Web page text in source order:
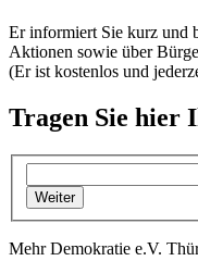
Er informiert Sie kurz und
Aktionen sowie über
(Er ist kostenlos und
Tragen Sie hier
Mehr Demokratie e.V.